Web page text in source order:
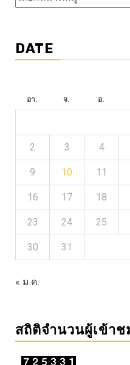
ข่าว
DATE
อา. จ. อ.
2 3 4
9 10 11
16 17 18
23 24 25
30 31
« ม.ค.
สถิติจำนวนผู้เข้าช